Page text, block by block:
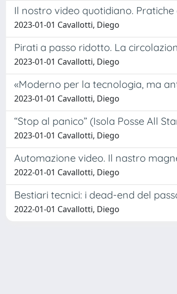
Il nostro video quotidiano.
2023-01-01 Cavallotti, Diego
Pirati a passo ridotto. La
2023-01-01 Cavallotti, Diego
«Moderno per la tecnologia, ma
2023-01-01 Cavallotti, Diego
“Stop al panico” (Isola Posse All
2023-01-01 Cavallotti, Diego
Automazione video. Il nastro
2022-01-01 Cavallotti, Diego
Bestiari tecnici: i dead-end del
2022-01-01 Cavallotti, Diego